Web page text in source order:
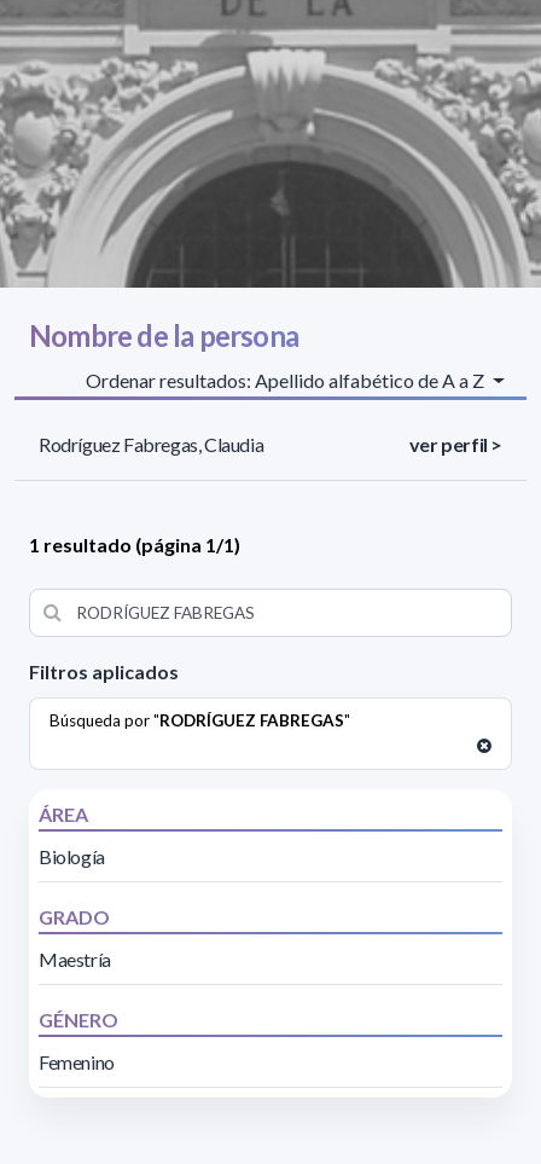
Filtros aplicados
Búsqueda por "RODRÍGUEZ FABREGAS"
ÁREA
Biología
GRADO
Maestría
GÉNERO
Femenino
Nombre de la persona
Ordenar resultados: Apellido alfabético de A a Z
Rodríguez Fabregas, Claudia ver perfil >
1 resultado (página 1/1)